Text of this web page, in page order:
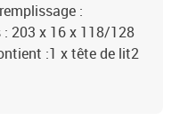
:
203 x 16 x 118/128
:1 x tête de lit2